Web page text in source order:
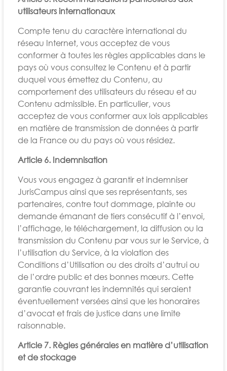
utilisateurs internationaux
Compte tenu du caractère international du
réseau Internet, vous acceptez de vous
conformer à toutes les règles applicables dans le
pays où vous consultez le Contenu et à partir
duquel vous émettez du Contenu, au
comportement des utilisateurs du réseau et au
Contenu admissible. En particulier, vous
acceptez de vous conformer aux lois applicables
en matière de transmission de données à partir
de la France ou du pays où vous résidez.
Article 6. Indemnisation
Vous vous engagez à garantir et indemniser
JurisCampus ainsi que ses représentants, ses
partenaires, contre tout dommage, plainte ou
demande émanant de tiers consécutif à l’envoi,
l’affichage, le téléchargement, la diffusion ou la
transmission du Contenu par vous sur le Service, à
l’utilisation du Service, à la violation des
Conditions d’Utilisation ou des droits d’autrui ou
de l’ordre public et des bonnes mœurs. Cette
garantie couvrant les indemnités qui seraient
éventuellement versées ainsi que les honoraires
d’avocat et frais de justice dans une limite
raisonnable.
Article 7. Règles générales en matière d’utilisation
et de stockage